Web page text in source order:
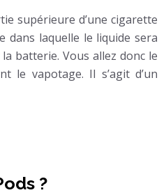
supérieure d’une cigarette
dans laquelle le liquide sera
batterie. Vous allez donc le
le vapotage. Il s’agit d’un
?